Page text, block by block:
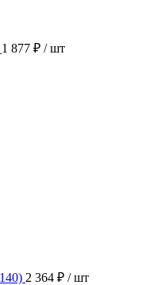
1 877 ₽ / шт
2 364 ₽ / шт